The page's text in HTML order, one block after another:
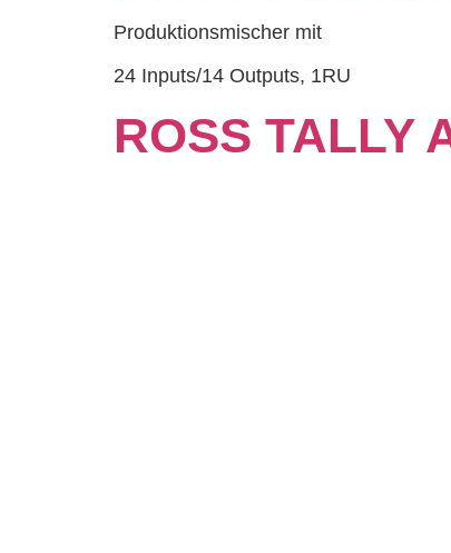
Produktionsmischer mit
24 Inputs/14 Outputs, 1RU
ROSS TALLY